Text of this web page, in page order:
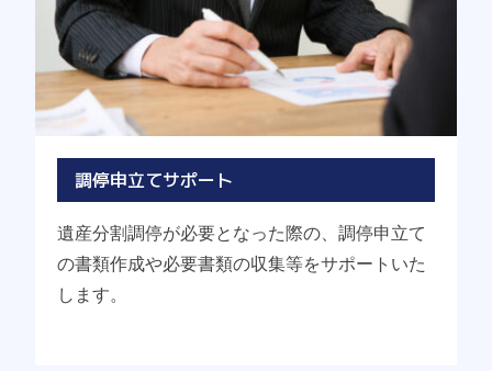
調停申立てサポート
遺産分割調停が必要となった際の、調停申立て
の書類作成や必要書類の収集等をサポートいた
します。